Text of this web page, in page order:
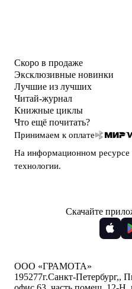
Скоро в продаже
Эксклюзивные новинки
Лучшие из лучших
Читай-журнал
Книжные циклы
Что ещё почитать?
Принимаем к оплате
На информационном ресурсе
технологии.
Скачайте
ООО «ГРАМОТА»
195277г.Санкт-Петербург,,